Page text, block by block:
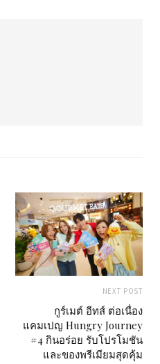
NEXT POST
กูร์เมต์ อีทส์ ต่อเนื่อง
แคมเปญ Hungry Journey
#4 กินอร่อย รับโปรโมชัน
และของพรีเมียมสุดคุ้ม